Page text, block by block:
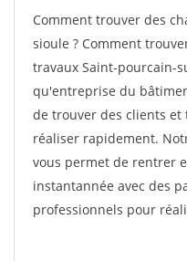
Comment trouver des
sioule ? Comment
travaux Saint-pourcain-
qu'entreprise du
de trouver des clients
réaliser rapidement.
vous permet de rentrer
instantannée avec des
professionnels pour